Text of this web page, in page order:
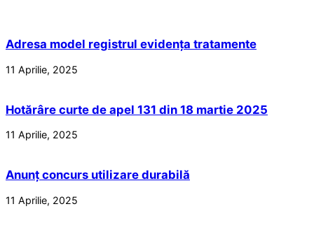
Adresa model registrul evidența tratamente
11 Aprilie, 2025
Hotărâre curte de apel 131 din 18 martie 2025
11 Aprilie, 2025
Anunț concurs utilizare durabilă
11 Aprilie, 2025